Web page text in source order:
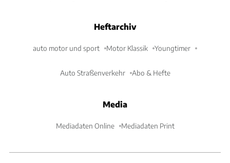
Heftarchiv
auto motor und sport Motor Klassik Youngtimer
Auto Straßenverkehr Abo & Hefte
Media
Mediadaten Online Mediadaten Print